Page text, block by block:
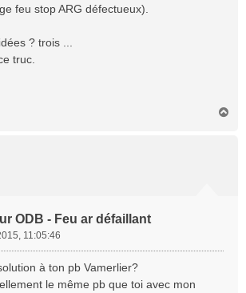
feu stop ARG défectueux).
? trois ...
truc.
ODB - Feu ar défaillant
11:05:46
à ton pb Vamerlier?
le même pb que toi avec mon